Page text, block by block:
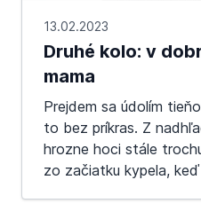
13.02.2023
Druhé kolo: v
mama
Prejdem sa údolím
to bez príkras. Z
hrozne hoci stále
zo začiatku kypela,